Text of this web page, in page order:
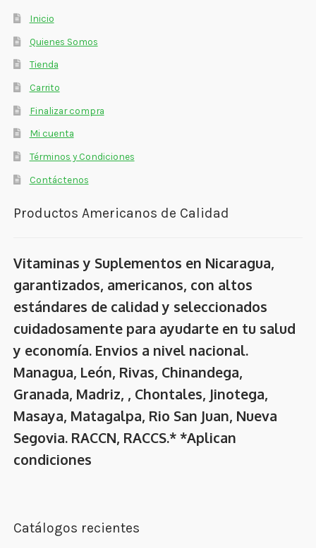
Inicio
Quienes Somos
Tienda
Carrito
Finalizar compra
Mi cuenta
Términos y Condiciones
Contáctenos
Productos Americanos de Calidad
Vitaminas y Suplementos en Nicaragua,
garantizados, americanos, con altos
estándares de calidad y seleccionados
cuidadosamente para ayudarte en tu salud
y economía. Envios a nivel nacional.
Managua, León, Rivas, Chinandega,
Granada, Madriz, , Chontales, Jinotega,
Masaya, Matagalpa, Rio San Juan, Nueva
Segovia. RACCN, RACCS.* *Aplican
condiciones
Catálogos recientes